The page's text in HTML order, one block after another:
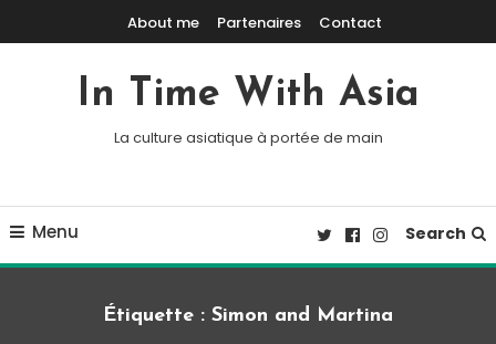
Skip To ContentAbout me Partenaires Contact
In Time With Asia
La culture asiatique à portée de main
Menu Search
Étiquette : Simon and Martina